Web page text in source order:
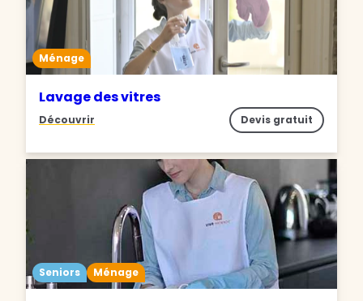
Ménage
Lavage des vitres
Découvrir Devis gratuit
Seniors Ménage